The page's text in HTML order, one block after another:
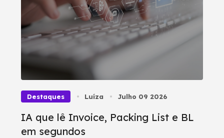
Destaques Luíza Julho 09 2026
IA que lê Invoice, Packing List e BL
em segundos